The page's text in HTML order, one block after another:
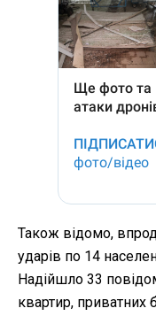
Також відомо,
ударів по 14
Надійшло 33
квартир, приватних